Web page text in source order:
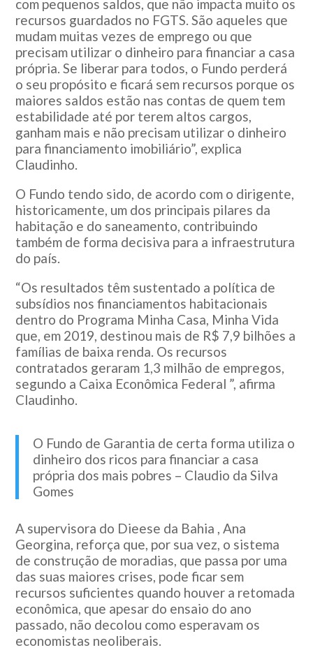
com pequenos saldos, que não impacta muito os
recursos guardados no FGTS. São aqueles que
mudam muitas vezes de emprego ou que
precisam utilizar o dinheiro para financiar a casa
própria. Se liberar para todos, o Fundo perderá
o seu propósito e ficará sem recursos porque os
maiores saldos estão nas contas de quem tem
estabilidade até por terem altos cargos,
ganham mais e não precisam utilizar o dinheiro
para financiamento imobiliário”, explica
Claudinho.
O Fundo tendo sido, de acordo com o dirigente,
historicamente, um dos principais pilares da
habitação e do saneamento, contribuindo
também de forma decisiva para a infraestrutura
do país.
“Os resultados têm sustentado a política de
subsídios nos financiamentos habitacionais
dentro do Programa Minha Casa, Minha Vida
que, em 2019, destinou mais de R$ 7,9 bilhões a
famílias de baixa renda. Os recursos
contratados geraram 1,3 milhão de empregos,
segundo a Caixa Econômica Federal ”, afirma
Claudinho.
O Fundo de Garantia de certa forma utiliza o
dinheiro dos ricos para financiar a casa
própria dos mais pobres – Claudio da Silva
Gomes
A supervisora do Dieese da Bahia , Ana
Georgina, reforça que, por sua vez, o sistema
de construção de moradias, que passa por uma
das suas maiores crises, pode ficar sem
recursos suficientes quando houver a retomada
econômica, que apesar do ensaio do ano
passado, não decolou como esperavam os
economistas neoliberais.